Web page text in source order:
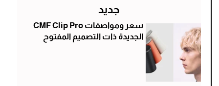
جديد
سعر ومواصفات CMF Clip Pro
الجديدة ذات التصميم المفتوح